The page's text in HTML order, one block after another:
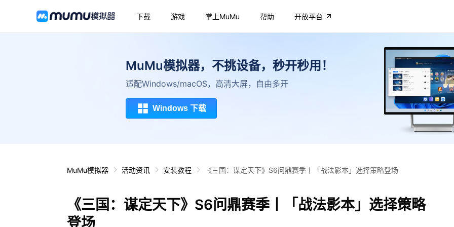
下载 游戏 掌上MuMu 帮助 开放平台
MuMu模拟器，不挑设备，秒开秒用！
适配Windows/macOS，高清大屏，自由多开
Windows 下载
MuMu模拟器 活动资讯 安装教程 《三国：谋定天下》S6问鼎赛季丨「战法影本」选择策略登场
《三国：谋定天下》S6问鼎赛季丨「战法影本」选择策略
登场